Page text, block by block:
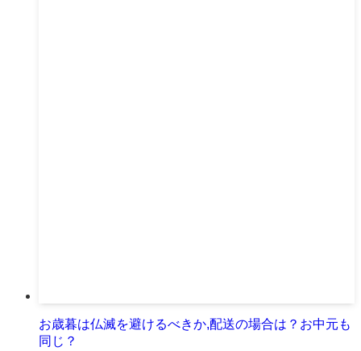
お歳暮は仏滅を避けるべきか,配送の場合は？お中元も
同じ？